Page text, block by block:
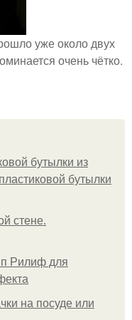
уже около двух
очень чётко.
бутылки из
бутылки
стене.
Рилиф для
на посуде или